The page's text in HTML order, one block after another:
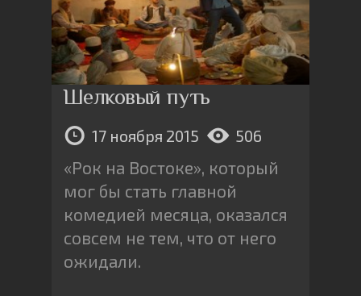
Шелковый путь
17 ноября 2015 506
«Рок на Востоке», который
мог бы стать главной
комедией месяца, оказался
совсем не тем, что от него
ожидали.